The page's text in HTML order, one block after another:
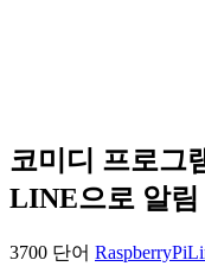
코미디 프로그
LINE으로 알림
3700 단어 RaspberryPi